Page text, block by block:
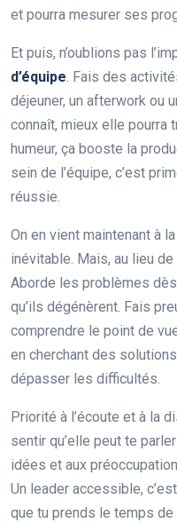
et pourra mesurer ses
Et puis, n’oublions pas
d’équipe. Fais des
déjeuner, un afterwork ou
connaît, mieux elle pourra
humeur, ça booste la
sein de l’équipe, c’est
réussie.
On en vient maintenant à
inévitable. Mais, au lieu
Aborde les problèmes dès
qu’ils dégénèrent. Fais
comprendre le point de
en cherchant des
dépasser les difficultés.
Priorité à l’écoute et à la
sentir qu’elle peut te
idées et aux
Un leader accessible,
que tu prends le temps